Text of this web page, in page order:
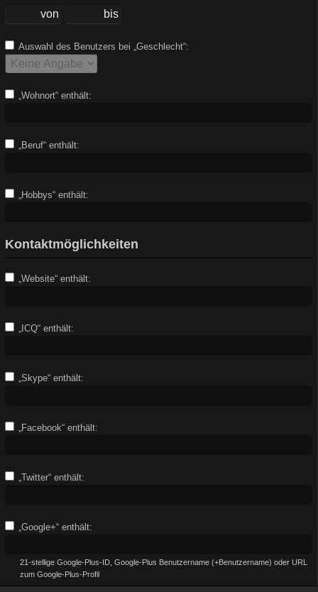
Auswahl des Benutzers bei „Geschlecht“:
„Wohnort“ enthält:
„Beruf“ enthält:
„Hobbys“ enthält:
Kontaktmöglichkeiten
„Website“ enthält:
„ICQ“ enthält:
„Skype“ enthält:
„Facebook“ enthält:
„Twitter“ enthält:
„Google+“ enthält:
21-stellige Google-Plus-ID, Google-Plus Benutzername (+Benutzername) oder URL
zum Google-Plus-Profil